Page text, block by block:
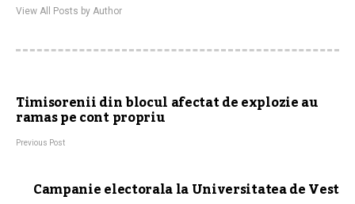
View All Posts by Author
Timisorenii din blocul afectat de explozie au
ramas pe cont propriu
Previous Post
Campanie electorala la Universitatea de Vest